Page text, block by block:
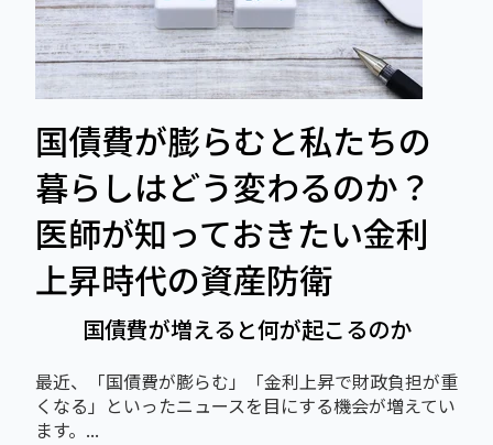
国債費が膨らむと私たちの
暮らしはどう変わるのか？
医師が知っておきたい金利
上昇時代の資産防衛
国債費が増えると何が起こるのか
最近、「国債費が膨らむ」「金利上昇で財政負担が重
くなる」といったニュースを目にする機会が増えてい
ます。...